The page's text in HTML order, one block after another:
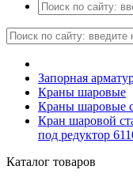
Запорная
Краны шаровые
Краны шаровые
Кран шаровой
под редуктор
Каталог товаров